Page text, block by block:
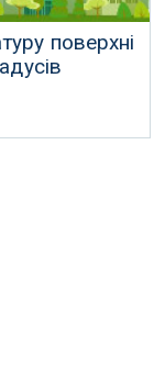
поверхні